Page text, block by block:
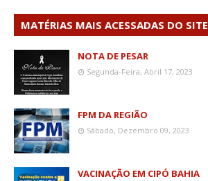
MATÉRIAS MAIS ACESSADAS DO SITE
NOTA DE PESAR
Segunda-Feira, Abril 17, 2023
FPM DA REGIÃO
Sábado, Dezembro 09, 2023
VACINAÇÃO EM CIPÓ BAHIA